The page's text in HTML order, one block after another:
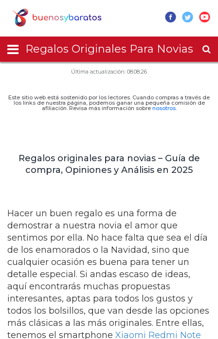
Regalos Originales Para Novias
Última actualización: 08.08.26
Este sitio web está sostenido por los lectores. Cuando compras a través de
los links de nuestra página, podemos ganar una pequeña comisión de
afiliación. Revisa más información sobre nosotros.
Regalos originales para novias – Guía de
compra, Opiniones y Análisis en 2025
Hacer un buen regalo es una forma de
demostrar a nuestra novia el amor que
sentimos por ella. No hace falta que sea el día
de los enamorados o la Navidad, sino que
cualquier ocasión es buena para tener un
detalle especial. Si andas escaso de ideas,
aquí encontrarás muchas propuestas
interesantes, aptas para todos los gustos y
todos los bolsillos, que van desde las opciones
más clásicas a las más originales. Entre ellas,
tenemos el smartphone Xiaomi Redmi Note